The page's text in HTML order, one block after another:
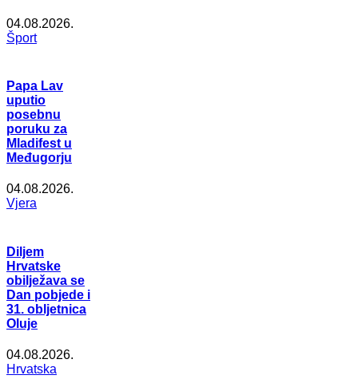
04.08.2026.
Šport
Papa Lav
uputio
posebnu
poruku za
Mladifest u
Međugorju
04.08.2026.
Vjera
Diljem
Hrvatske
obilježava se
Dan pobjede i
31. obljetnica
Oluje
04.08.2026.
Hrvatska